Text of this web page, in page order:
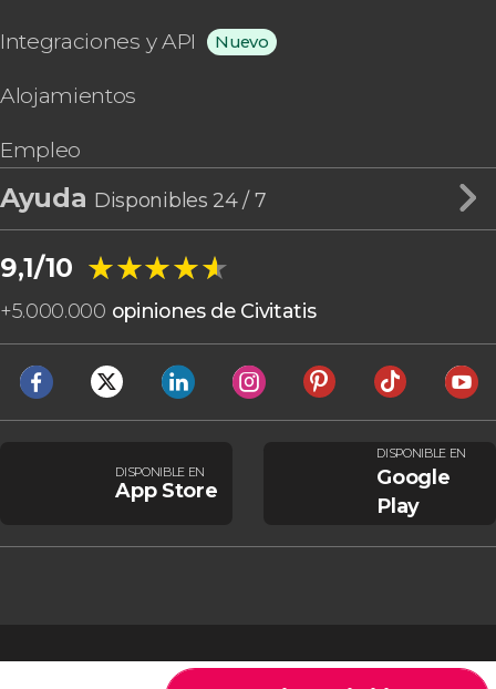
Integraciones y API Nuevo
Alojamientos
Empleo
Ayuda Disponibles 24 / 7
9,1/10 ★★★★★
★★★★★
+5.000.000 opiniones de Civitatis
DISPONIBLE EN
App Store
DISPONIBLE EN
Google
Play